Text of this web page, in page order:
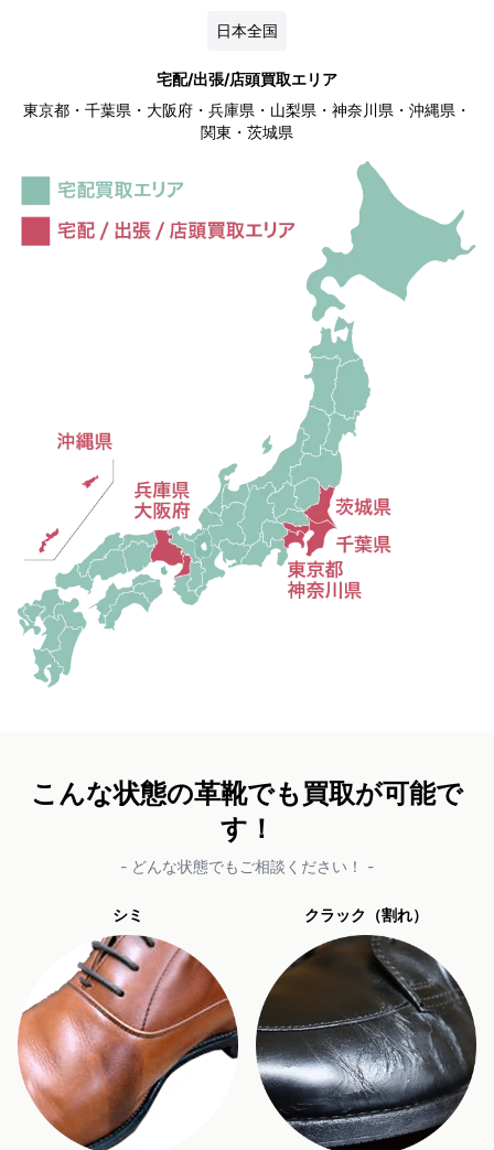
日本全国
宅配/出張/店頭買取エリア
東京都・千葉県・大阪府・兵庫県・山梨県・神奈川県・沖縄県・
関東・茨城県
こんな状態の革靴でも買取が可能で
す！
- どんな状態でもご相談ください！ -
シミ クラック（割れ）